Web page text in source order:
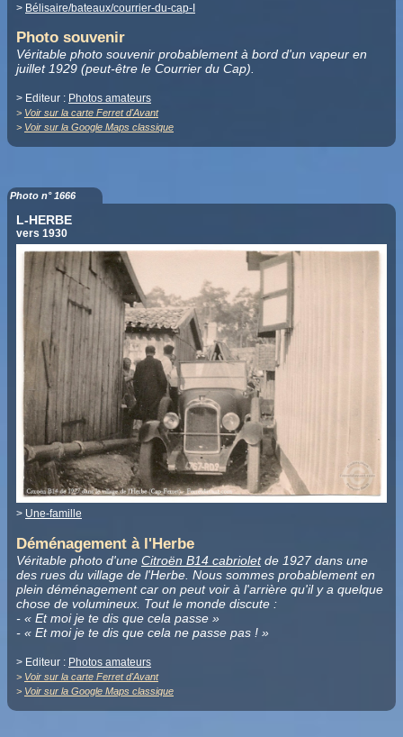
> Bélisaire/bateaux/courrier-du-cap-I
Photo souvenir
Véritable photo souvenir probablement à bord d'un vapeur en
juillet 1929 (peut-être le Courrier du Cap).
> Editeur : Photos amateurs
> Voir sur la carte Ferret d'Avant
> Voir sur la Google Maps classique
Photo n° 1666
L-HERBE
vers 1930
> Une-famille
Déménagement à l'Herbe
Véritable photo d'une Citroën B14 cabrioletde 1927 dans une
des rues du village de l'Herbe. Nous sommes probablement en
plein déménagement car on peut voir à l'arrière qu'il y a quelque
chose de volumineux. Tout le monde discute :
- « Et moi je te dis que cela passe »
- « Et moi je te dis que cela ne passe pas ! »
> Editeur : Photos amateurs
> Voir sur la carte Ferret d'Avant
> Voir sur la Google Maps classique